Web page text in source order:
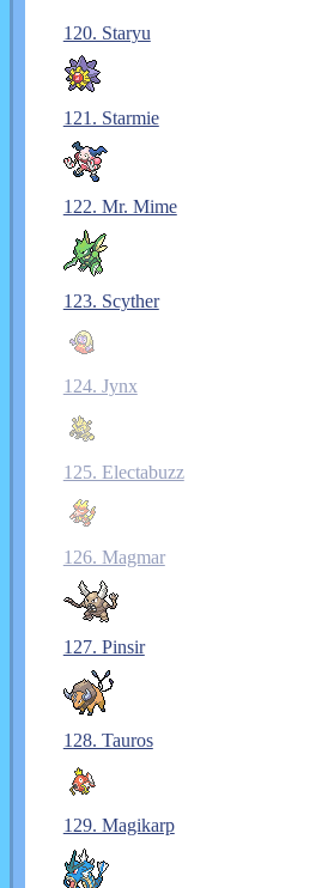
120. Staryu
121. Starmie
122. Mr. Mime
123. Scyther
124. Jynx
125. Electabuzz
126. Magmar
127. Pinsir
128. Tauros
129. Magikarp